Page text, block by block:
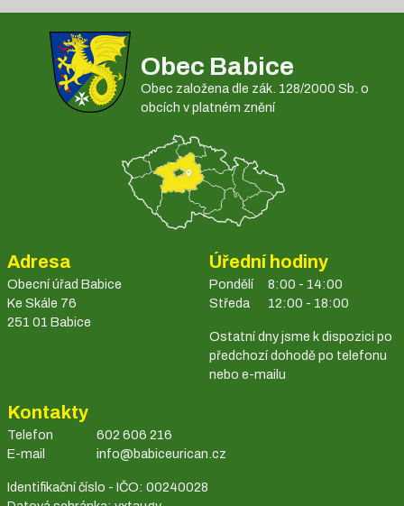
Obec Babice
Obec založena dle zák. 128/2000 Sb. o
obcích v platném znění
Adresa
Obecní úřad Babice
Ke Skále 76
251 01 Babice
Úřední hodiny
Pondělí
Středa
8:00 - 14:00
12:00 - 18:00
Ostatní dny jsme k dispozici po
předchozí dohodě po telefonu
nebo e-mailu
Kontakty
Telefon
E-mail
602 606 216
info@babiceurican.cz
Identifikační číslo - IČO: 00240028